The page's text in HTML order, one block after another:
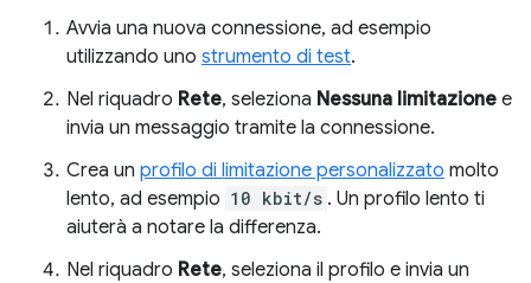
Avvia una nuova connessione, ad esempio
utilizzando uno strumento di test.
Nel riquadro Rete, seleziona Nessuna limitazione e
invia un messaggio tramite la connessione.
Crea un profilo di limitazione personalizzato molto
lento, ad esempio 10 kbit/s . Un profilo lento ti
aiuterà a notare la differenza.
Nel riquadro Rete, seleziona il profilo e invia un